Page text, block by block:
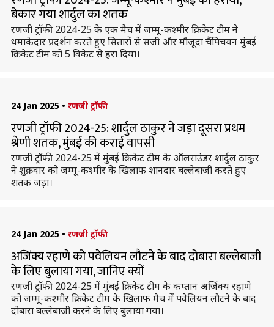
बेकार गया शार्दुल का शतक
रणजी ट्रॉफी 2024-25 के एक मैच में जम्मू-कश्मीर क्रिकेट टीम ने
धमाकेदार प्रदर्शन करते हुए सितारों से सजी और मौजूदा चैंपिचयन मुंबई
क्रिकेट टीम को 5 विकेट से हरा दिया।
24 Jan 2025 • रणजी ट्रॉफी
रणजी ट्रॉफी 2024-25: शार्दुल ठाकुर ने जड़ा दूसरा प्रथम
श्रेणी शतक, मुंबई की कराई वापसी
रणजी ट्रॉफी 2024-25 में मुंबई क्रिकेट टीम के ऑलराउंडर शार्दुल ठाकुर
ने शुक्रवार को जम्मू-कश्मीर के खिलाफ शानदार बल्लेबाजी करते हुए
शतक जड़ा।
24 Jan 2025 • रणजी ट्रॉफी
अजिंक्य रहाणे को पवेलियन लौटने के बाद दोबारा बल्लेबाजी
के लिए बुलाया गया, जानिए क्यों
रणजी ट्रॉफी 2024-25 में मुंबई क्रिकेट टीम के कप्तान अजिंक्य रहाणे
को जम्मू-कश्मीर क्रिकेट टीम के खिलाफ मैच में पवेलियन लौटने के बाद
दोबारा बल्लेबाजी करने के लिए बुलाया गया।